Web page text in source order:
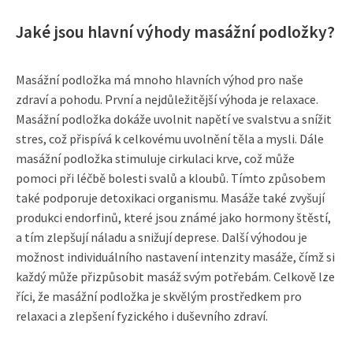
Jaké jsou hlavní výhody masážní podložky?
Masážní podložka má mnoho hlavních výhod pro naše
zdraví a pohodu. První a nejdůležitější výhoda je relaxace.
Masážní podložka dokáže uvolnit napětí ve svalstvu a snížit
stres, což přispívá k celkovému uvolnění těla a mysli. Dále
masážní podložka stimuluje cirkulaci krve, což může
pomoci při léčbě bolesti svalů a kloubů. Tímto způsobem
také podporuje detoxikaci organismu. Masáže také zvyšují
produkci endorfinů, které jsou známé jako hormony štěstí,
a tím zlepšují náladu a snižují deprese. Další výhodou je
možnost individuálního nastavení intenzity masáže, čímž si
každý může přizpůsobit masáž svým potřebám. Celkově lze
říci, že masážní podložka je skvělým prostředkem pro
relaxaci a zlepšení fyzického i duševního zdraví.